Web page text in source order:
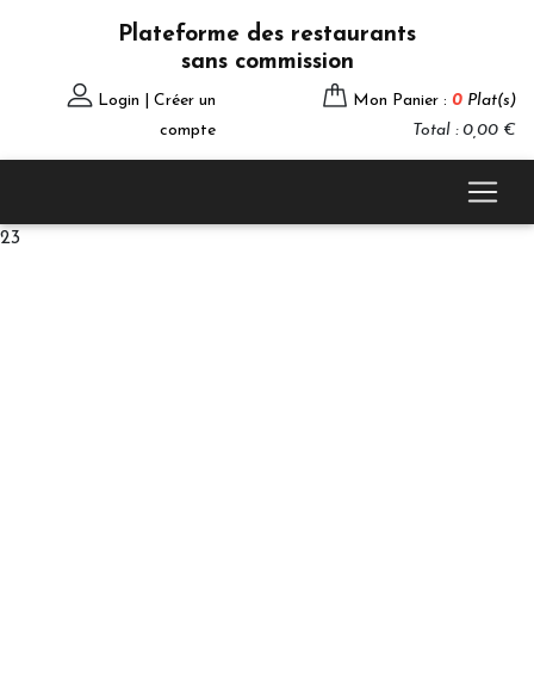
Plateforme des restaurants
sans commission
Login | Créer un
compte
Mon Panier : 0 Plat(s)
Total : 0,00 €
23